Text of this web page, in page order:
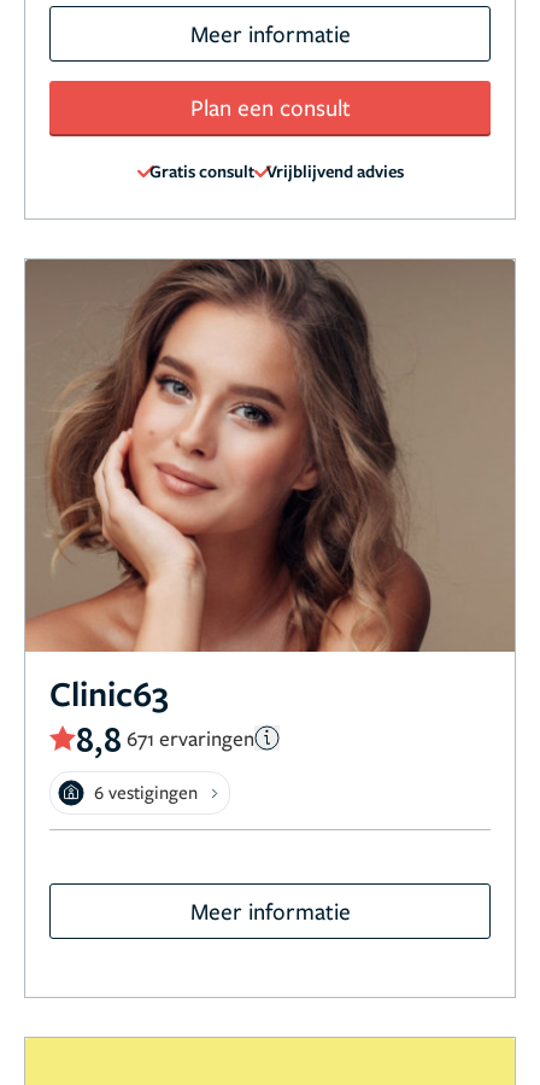
Meer informatie
Plan een consult
Gratis consult Vrijblijvend advies
Clinic63
8,8 671 ervaringen
6 vestigingen
Meer informatie